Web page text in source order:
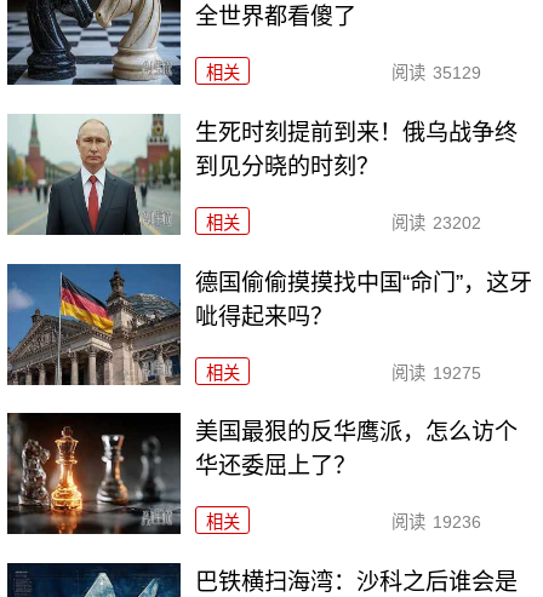
全世界都看傻了
相关 阅读 35129
生死时刻提前到来！俄乌战争终
到见分晓的时刻？
相关 阅读 23202
德国偷偷摸摸找中国“命门”，这牙
呲得起来吗？
相关 阅读 19275
美国最狠的反华鹰派，怎么访个
华还委屈上了？
相关 阅读 19236
巴铁横扫海湾：沙科之后谁会是